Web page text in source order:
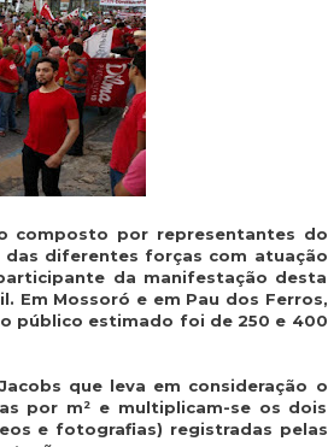
composto por representantes do
diferentes forças com atuação
da manifestação desta
. Em Mossoró e em Pau dos Ferros,
público estimado foi de 250 e 400
que leva em consideração o
por m² e multiplicam-se os dois
e fotografias) registradas pelas